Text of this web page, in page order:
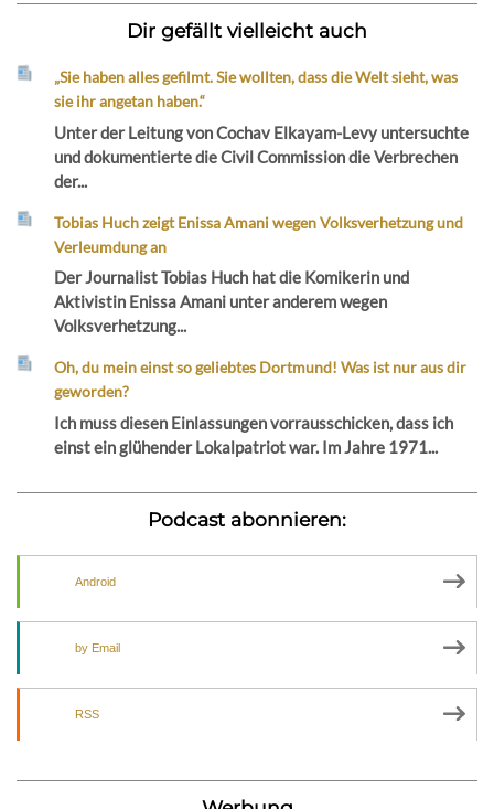
Dir gefällt vielleicht auch
„Sie haben alles gefilmt. Sie wollten, dass die Welt sieht, was
sie ihr angetan haben.“
Unter der Leitung von Cochav Elkayam-Levy untersuchte
und dokumentierte die Civil Commission die Verbrechen
der...
Tobias Huch zeigt Enissa Amani wegen Volksverhetzung und
Verleumdung an
Der Journalist Tobias Huch hat die Komikerin und
Aktivistin Enissa Amani unter anderem wegen
Volksverhetzung...
Oh, du mein einst so geliebtes Dortmund! Was ist nur aus dir
geworden?
Ich muss diesen Einlassungen vorrausschicken, dass ich
einst ein glühender Lokalpatriot war. Im Jahre 1971...
Podcast abonnieren:
Android
by Email
RSS